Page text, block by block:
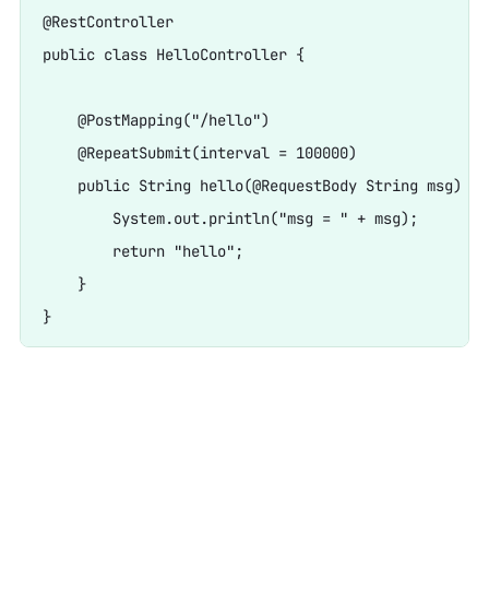
@RestController
public class HelloController {
    @PostMapping("/hello")
    @RepeatSubmit(interval = 100000)
    public String hello(@RequestBody String msg) {
        System.out.println("msg = " + msg);
        return "hello";
    }